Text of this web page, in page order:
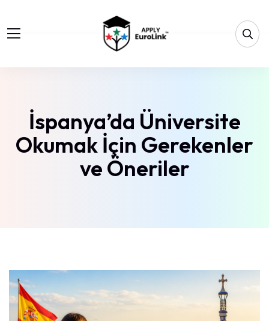
İspanya’da Üniversite
Okumak İçin Gerekenler
ve Öneriler